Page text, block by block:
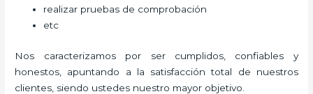
realizar pruebas de comprobación
etc
Nos caracterizamos por ser cumplidos, confiables y
honestos, apuntando a la satisfacción total de nuestros
clientes, siendo ustedes nuestro mayor objetivo.